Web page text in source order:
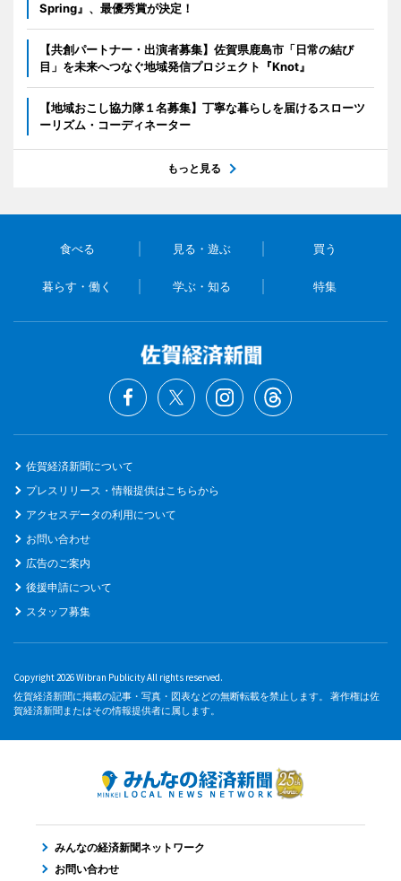
Spring』、最優秀賞が決定！
【共創パートナー・出演者募集】佐賀県鹿島市「日常の結び
目」を未来へつなぐ地域発信プロジェクト『Knot』
【地域おこし協力隊１名募集】丁寧な暮らしを届けるスローツ
ーリズム・コーディネーター
もっと見る
食べる 見る・遊ぶ 買う
暮らす・働く 学ぶ・知る 特集
佐賀経済新聞について
プレスリリース・情報提供はこちらから
アクセスデータの利用について
お問い合わせ
広告のご案内
後援申請について
スタッフ募集
Copyright 2026 Wibran Publicity All rights reserved.
佐賀経済新聞に掲載の記事・写真・図表などの無断転載を禁止します。 著作権は佐
賀経済新聞またはその情報提供者に属します。
みんなの経済新聞ネットワーク
お問い合わせ